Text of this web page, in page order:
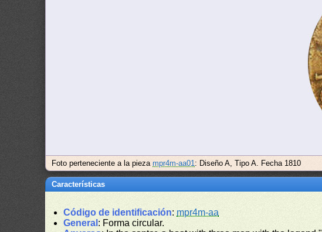
Foto perteneciente a la piezampr4m-aa01: Diseño A, Tipo A. Fecha 1810
Características
Código de identificación: mpr4m-aa
General : Forma circular.